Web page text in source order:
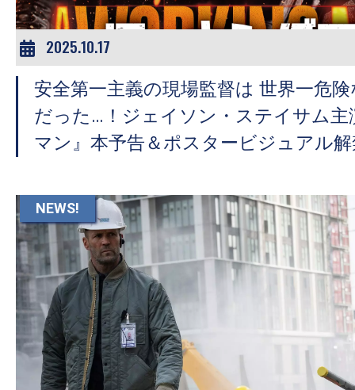
2025.10.17
安全第一主義の現場監督は 世界一危
だった…！ジェイソン・ステイサム主
マン』本予告＆ポスタービジュアル
NEWS!